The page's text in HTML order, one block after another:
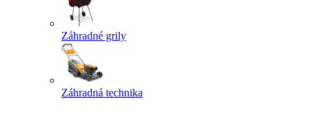
Záhradné grily
Záhradná technika